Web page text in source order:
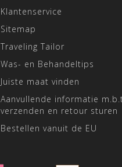
Klantenservice
Sitemap
Traveling Tailor
Was- en Behandeltips
Juiste maat vinden
Aanvullende informatie
verzenden en retour sturen
Bestellen vanuit de EU